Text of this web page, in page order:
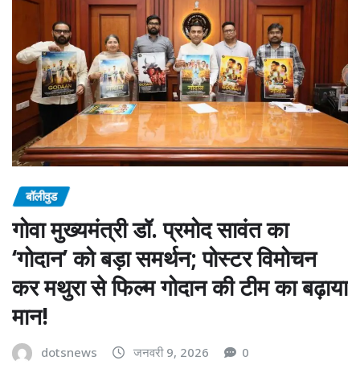
बॉलीवुड
गोवा मुख्यमंत्री डॉ. प्रमोद सावंत का
‘गोदान’ को बड़ा समर्थन; पोस्टर विमोचन
कर मथुरा से फिल्म गोदान की टीम का बढ़ाया
मान!
dotsnews जनवरी 9, 2026 0